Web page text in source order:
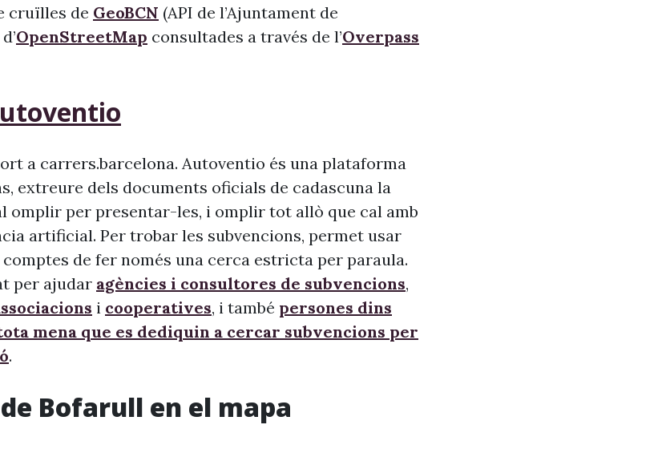
cruïlles de GeoBCN (API de l’Ajuntament de
OpenStreetMap consultades a través de l’Overpass
a carrers.barcelona. Autoventio és una plataforma
extreure dels documents oficials de cadascuna la
omplir per presentar-les, i omplir tot allò que cal amb
artificial. Per trobar les subvencions, permet usar
de fer només una cerca estricta per paraula.
per ajudar agències i consultores de subvencions,
i cooperatives, i també persones dins
mena que es dediquin a cercar subvencions per
.
Bofarull en el mapa